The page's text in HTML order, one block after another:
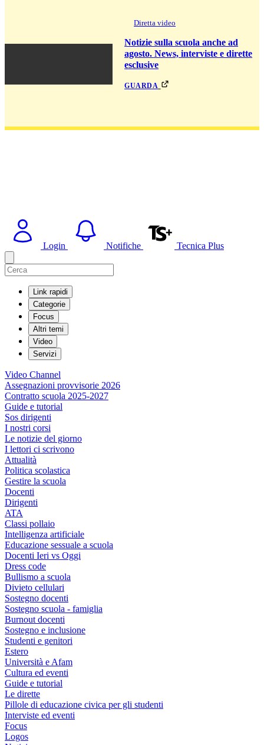
Diretta video
Notizie sulla scuola anche ad
agosto. News, interviste e dirette
esclusive
guarda
Login Notifiche Tecnica Plus
Link rapidi
Categorie
Focus
Altri temi
Video
Servizi
Video Channel
Assegnazioni provvisorie 2026
Contratto scuola 2025-2027
Guide e tutorial
Sos dirigenti
I nostri corsi
Le notizie del giorno
I lettori ci scrivono
Attualità
Politica scolastica
Gestire la scuola
Docenti
Dirigenti
ATA
Classi pollaio
Intelligenza artificiale
Educazione sessuale a scuola
Docenti Ieri vs Oggi
Dress code
Bullismo a scuola
Divieto cellulari
Sostegno docenti
Sostegno scuola - famiglia
Burnout docenti
Sostegno e inclusione
Studenti e genitori
Estero
Università e Afam
Cultura ed eventi
Guide e tutorial
Le dirette
Pillole di educazione civica per gli studenti
Interviste ed eventi
Focus
Logos